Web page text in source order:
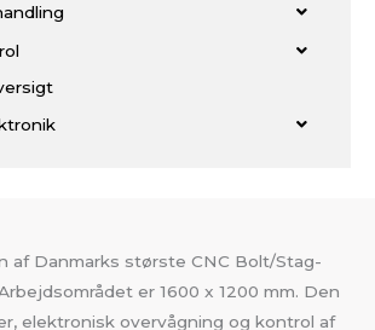
af Danmarks største CNC Bolt/Stag-
er 1600 x 1200 mm. Den
elektronisk overvågning og kontrol af